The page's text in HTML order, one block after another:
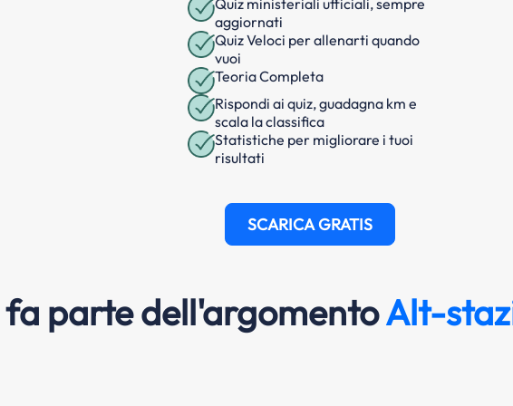
aggiornati
Quiz Veloci per allenarti quando
vuoi
Teoria Completa
Rispondi ai quiz, guadagna km e
scala la classifica
Statistiche per migliorare i tuoi
risultati
SCARICA GRATIS
parte dell'argomentoAlt-